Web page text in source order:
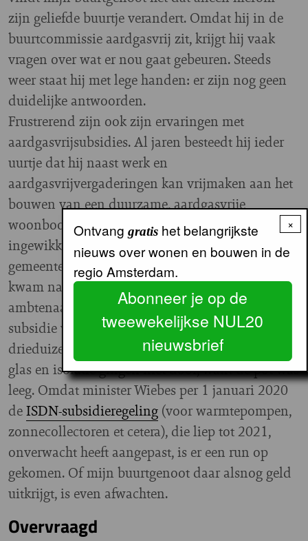
zijn geliefde buurtje verandert. Omdat hij in de
buurtcommissie aardgasvrij zit, krijgt hij vaak
vragen over wat er nou gaat gebeuren. Steeds
weer staat hij met lege handen: er zijn nog geen
duidelijke antwoorden.
Frustrerend zijn ook zijn ervaringen met
aardgasvrijsubsidies. Al jaren besteedt hij ieder
uurtje dat hij naast werk en
aardgasvrijvergaderingen kan vrijmaken aan het
bouwen van een duurzame, aardgasvrije
woonboot. Subsidie aanvragen bleek zo
ingewikkeld dat de medewerkers van de
gemeente er ook niet uit kwamen. Uiteindelijk
kwam na drie maanden en hulp van een aardige
ambtenaar zijn aanvraag rond. Inmiddels was de
subsidie verlaagd van vijfduizend naar
drieduizend euro. En de subsidies voor HR++-
glas en isolatie gingen niet door, want de pot was
leeg. Omdat minister Wiebes per 1 januari 2020
deISDN-subsidieregeling (voor warmtepompen,
zonnecollectoren et cetera), die liep tot 2021,
onverwacht heeft aangepast, is er een run op
gekomen. Of mijn buurtgenoot daar alsnog geld
uitkrijgt, is even afwachten.
Overvraagd
×
Ontvang gratishet belangrijkste
nieuws over wonen en bouwen in de
regio Amsterdam.
Abonneer je op de
tweewekelijkse NUL20
nieuwsbrief